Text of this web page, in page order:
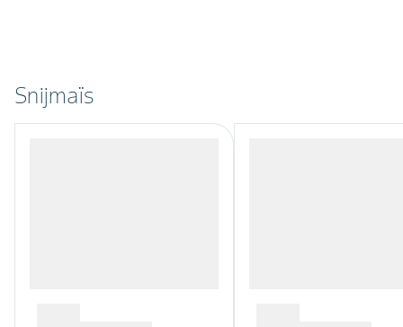
Snijmaïs